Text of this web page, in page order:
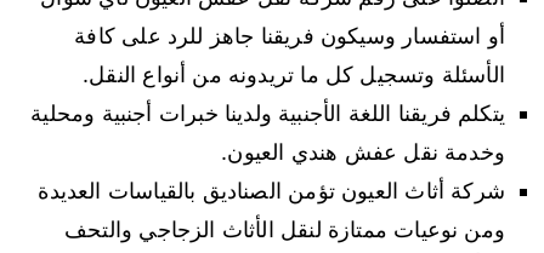
أو استفسار وسيكون فريقنا جاهز للرد على كافة
الأسئلة وتسجيل كل ما تريدونه من أنواع النقل.
يتكلم فريقنا اللغة الأجنبية ولدينا خبرات أجنبية ومحلية
وخدمة نقل عفش هندي العيون.
شركة أثاث العيون تؤمن الصناديق بالقياسات العديدة
ومن نوعيات ممتازة لنقل الأثاث الزجاجي والتحف